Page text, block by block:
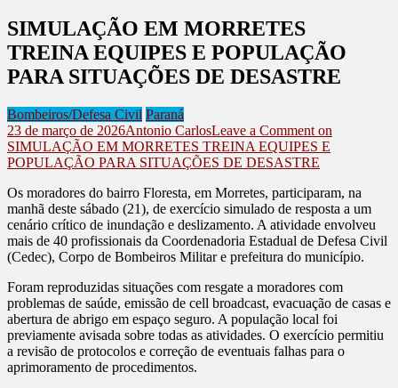
SIMULAÇÃO EM MORRETES
TREINA EQUIPES E POPULAÇÃO
PARA SITUAÇÕES DE DESASTRE
Bombeiros/Defesa Civil Paraná
23 de março de 2026Antonio CarlosLeave a Comment on
SIMULAÇÃO EM MORRETES TREINA EQUIPES E
POPULAÇÃO PARA SITUAÇÕES DE DESASTRE
Os moradores do bairro Floresta, em Morretes, participaram, na
manhã deste sábado (21), de exercício simulado de resposta a um
cenário crítico de inundação e deslizamento. A atividade envolveu
mais de 40 profissionais da Coordenadoria Estadual de Defesa Civil
(Cedec), Corpo de Bombeiros Militar e prefeitura do município.
Foram reproduzidas situações com resgate a moradores com
problemas de saúde, emissão de cell broadcast, evacuação de casas e
abertura de abrigo em espaço seguro. A população local foi
previamente avisada sobre todas as atividades. O exercício permitiu
a revisão de protocolos e correção de eventuais falhas para o
aprimoramento de procedimentos.